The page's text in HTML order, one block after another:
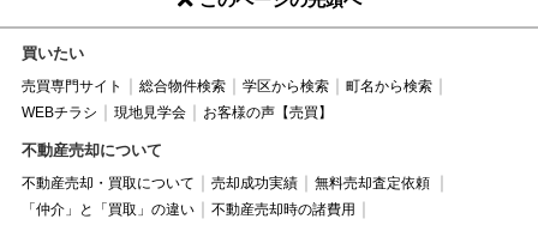
買いたい
売買専門サイト 総合物件検索 学区から検索
町名から検索
WEBチラシ
現地見学会 お客様の声【売買】
不動産売却について
不動産売却・買取について 売却成功実績
無料売却査定依頼
「仲介」と「買取」の違い
不動産売却時の諸費用